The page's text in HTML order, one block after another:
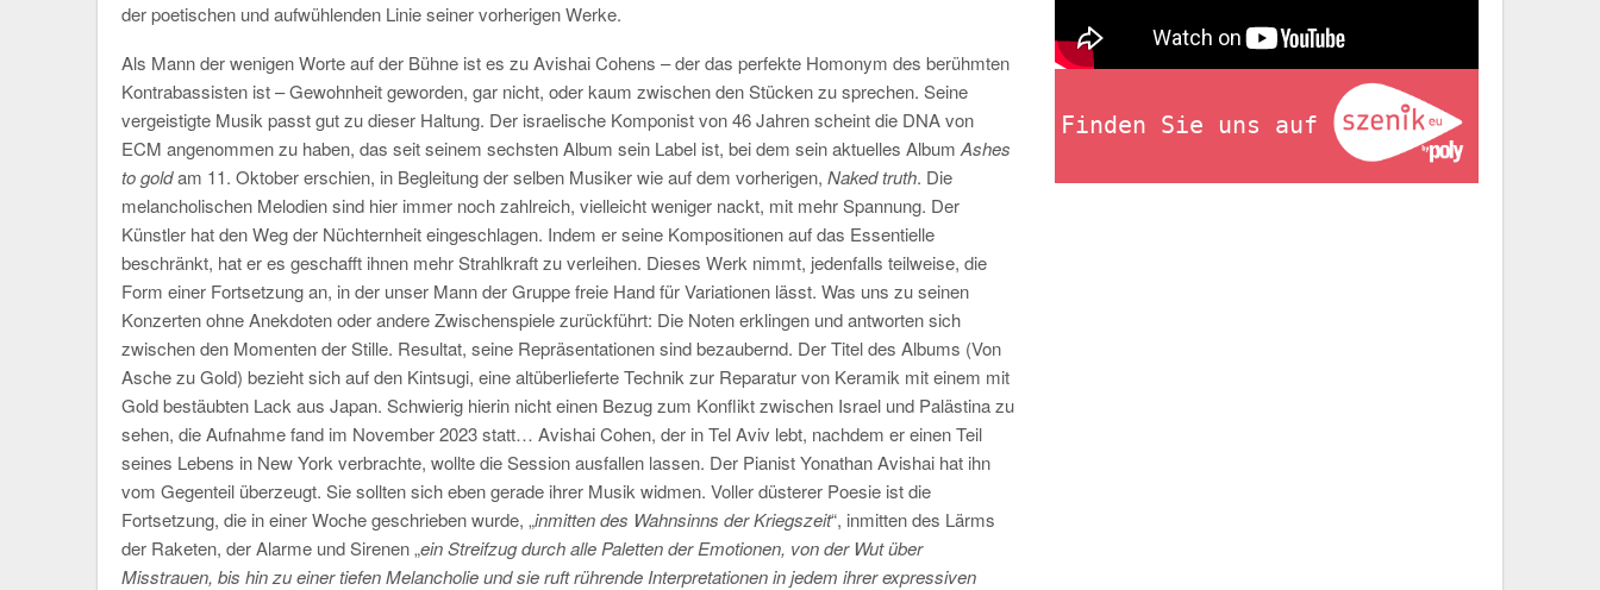
der poetischen und aufwühlenden Linie seiner vorherigen Werke.
Als Mann der wenigen Worte auf der Bühne ist es zu Avishai Cohens – der das perfekte Homonym des berühmten
Kontrabassisten ist – Gewohnheit geworden, gar nicht, oder kaum zwischen den Stücken zu sprechen. Seine
vergeistigte Musik passt gut zu dieser Haltung. Der israelische Komponist von 46 Jahren scheint die DNA von
ECM angenommen zu haben, das seit seinem sechsten Album sein Label ist, bei dem sein aktuelles Album Ashes
to goldam 11. Oktober erschien, in Begleitung der selben Musiker wie auf dem vorherigen, Naked truth. Die
melancholischen Melodien sind hier immer noch zahlreich, vielleicht weniger nackt, mit mehr Spannung. Der
Künstler hat den Weg der Nüchternheit eingeschlagen. Indem er seine Kompositionen auf das Essentielle
beschränkt, hat er es geschafft ihnen mehr Strahlkraft zu verleihen. Dieses Werk nimmt, jedenfalls teilweise, die
Form einer Fortsetzung an, in der unser Mann der Gruppe freie Hand für Variationen lässt. Was uns zu seinen
Konzerten ohne Anekdoten oder andere Zwischenspiele zurückführt: Die Noten erklingen und antworten sich
zwischen den Momenten der Stille. Resultat, seine Repräsentationen sind bezaubernd. Der Titel des Albums (Von
Asche zu Gold) bezieht sich auf den Kintsugi, eine altüberlieferte Technik zur Reparatur von Keramik mit einem mit
Gold bestäubten Lack aus Japan. Schwierig hierin nicht einen Bezug zum Konflikt zwischen Israel und Palästina zu
sehen, die Aufnahme fand im November 2023 statt… Avishai Cohen, der in Tel Aviv lebt, nachdem er einen Teil
seines Lebens in New York verbrachte, wollte die Session ausfallen lassen. Der Pianist Yonathan Avishai hat ihn
vom Gegenteil überzeugt. Sie sollten sich eben gerade ihrer Musik widmen. Voller düsterer Poesie ist die
Fortsetzung, die in einer Woche geschrieben wurde, „inmitten des Wahnsinns der Kriegszeit“, inmitten des Lärms
der Raketen, der Alarme und Sirenen „ein Streifzug durch alle Paletten der Emotionen, von der Wut über
Misstrauen, bis hin zu einer tiefen Melancholie und sie ruft rührende Interpretationen in jedem ihrer expressiven
Finden Sie uns auf